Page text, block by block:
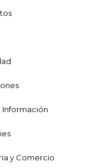
Información
y Comercio